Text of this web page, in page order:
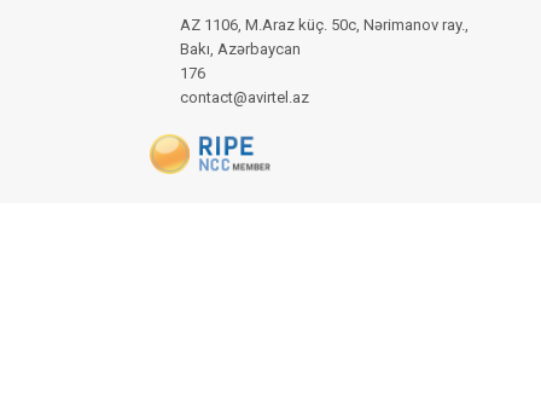
AZ 1106, M.Araz küç. 50c, Nərimanov ray.,
Bakı, Azərbaycan
176
contact@avirtel.az